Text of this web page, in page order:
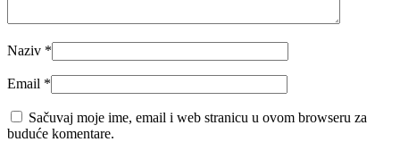
Naziv *
Email *
Sačuvaj moje ime, email i web stranicu u ovom browseru za
buduće komentare.